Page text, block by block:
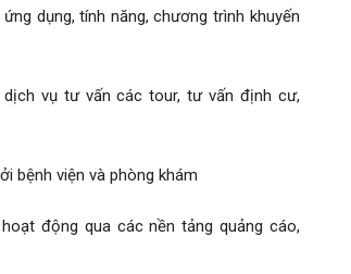
dụng, tính năng, chương trình khuyến
vụ tư vấn các tour, tư vấn định cư,
bệnh viện và phòng khám
động qua các nền tảng quảng cáo,